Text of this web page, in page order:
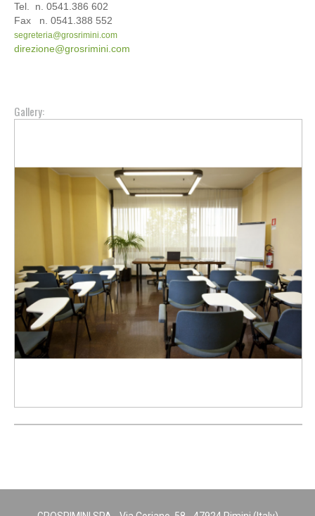
Tel. n. 0541.386 602
Fax n. 0541.388 552
segreteria@grosrimini.com
direzione@grosrimini.com
Gallery: